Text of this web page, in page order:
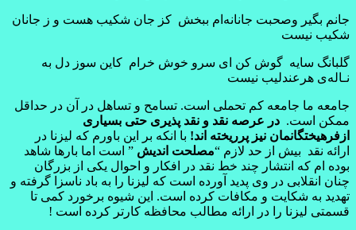
جانم بگیر وصحبت جانانه‌ام ببخش کز جان شکیب هست و ز جانان
شکیب نیست
گلبانگ سایه گوش کن ای سرو خوش خرام کاین سوز دل به
نـاله‌ی هرعندلیب نیست
جامعه ما جامعه کم تحملی است. تسامح و تساهل در آن در حداقل
ممکن است. در عرصه نقد و نقد پذیری حتی بسیاری
ازفرهیختگانمان نیز پرریخته اند! با انکه بر این باورم که لیزنا در
ارائه نقد بیش از حد لازم “مصلحت اندیش ” است اما بارها شاهد
بوده ام که انتشار چند خط نقد در افکار و احوال یکی از بزرگان
چنان انقلابی در وی پدید آورده است که لیزنا را به باد ناسزا گرفته و
تهدید به شکایت و مکافات کرده است. این شیوه برخورد کمی تا
قسمتی لیزنا را در ارائه مطالب محافظه کارتر کرده است !